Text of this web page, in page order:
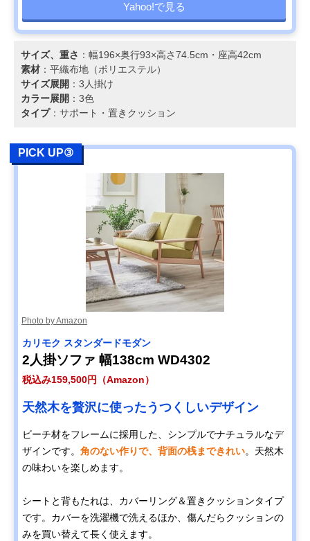
Yahoo!で見る
サイズ、重さ ：幅196×奥行93×高さ74.5cm・座高42cm
素材 ：平織布地（ポリエステル）
サイズ展開 ：3人掛け
カラー展開 ：3色
タイプ：サポート・置きクッション
PICK UP③
Photo by Amazon
カリモク スタンダードモダン
2人掛ソファ 幅138cm WD4302
税込み159,500円（Amazon）
天然木を贅沢に使ったうつくしいデザイン
ビーチ材をフレームに採用した、シンプルでナチュラルなデ
ザインです。 角のない作りで、背面の桟まできれい。天然木
の味わいを楽しめます。
シートと背もたれは、カバーリング＆置きクッションタイプ
です。カバーを洗濯機で洗えるほか、傷んだらクッションの
みを買い替えて長く使えます。